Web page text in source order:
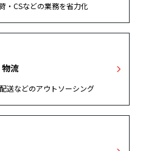
・CSなどの業務を省力化
物流
送などのアウトソーシング